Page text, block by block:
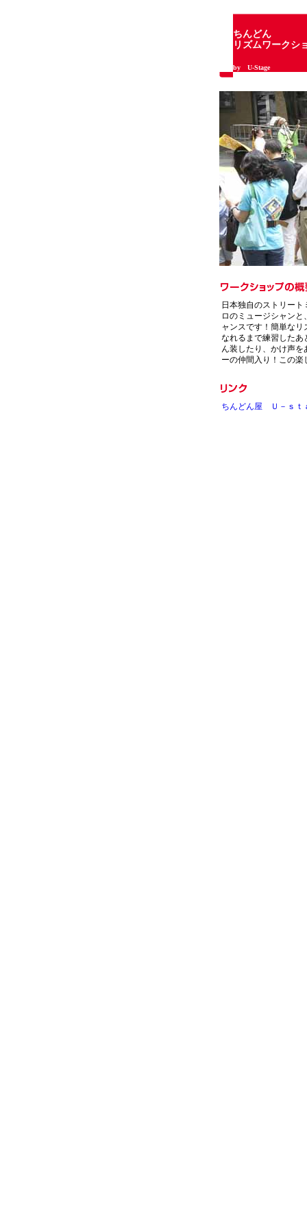
ちんどん
リズムワークシ
by U-Stage
日本独自のストリー
ロのミュージシャン
ャンスです！簡単な
なれるまで練習したあ
ん装したり、かけ声
ーの仲間入り！この
ちんどん屋 Ｕ－ｓｔ